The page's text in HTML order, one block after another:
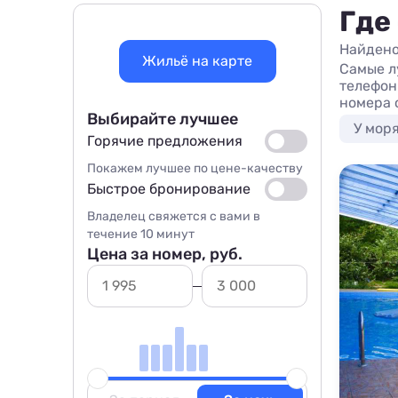
Где
Самые
номера
У
Жильё на карте
Выбирайте лучшее
Горячие предложения
Покажем лучшее по цене-качеству
Быстрое бронирование
Владелец свяжется с вами в
течение 10 минут
Цена за номер, руб.